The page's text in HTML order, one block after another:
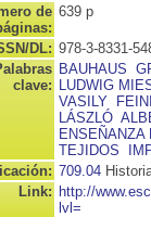
de 639 p
DL: 978-3-8331-
clave:
BAUHAUS
LUDWIG
VASILY
LÁSZLÓ
ENSEÑANZA
TEJIDOS
709.04
Link: http://
lvl=